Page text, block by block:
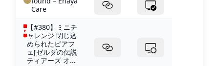
Care
【#380】ミニチ
ャレンジ 閉じ込
められたピアフ
ェ[ゼルダの伝説
ティアーズ オ...